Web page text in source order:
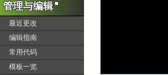
管理与编辑
最近更改
编辑指南
常用代码
模板一览